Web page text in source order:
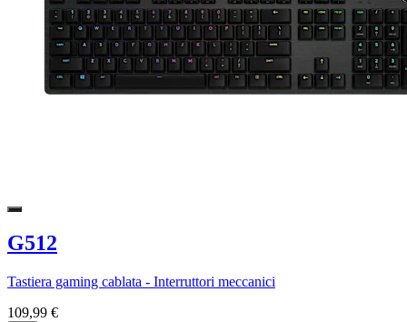
G512
Tastiera gaming cablata - Interruttori meccanici
109,99 €